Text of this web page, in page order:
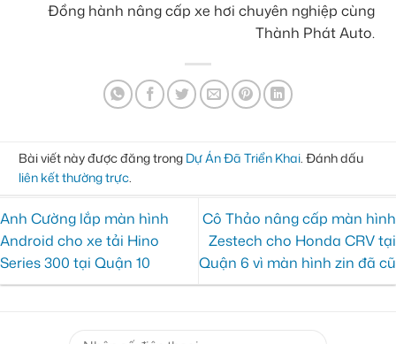
Đồng hành nâng cấp xe hơi chuyên nghiệp cùng
Thành Phát Auto.
Bài viết này được đăng trong Dự Án Đã Triển Khai. Đánh dấu
liên kết thường trực.
Anh Cường lắp màn hình
Android cho xe tải Hino
Series 300 tại Quận 10
Cô Thảo nâng cấp màn hình
Zestech cho Honda CRV tại
Quận 6 vì màn hình zin đã cũ